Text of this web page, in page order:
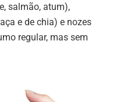
salmão, atum),
e de chia) e nozes
regular, mas sem